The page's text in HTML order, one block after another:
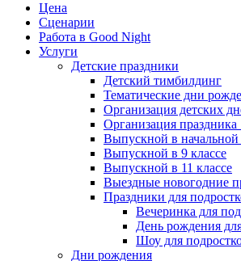
Цена
Сценарии
Работа в Good Night
Услуги
Детские праздники
Детский тимбилдинг
Тематические дни
Организация детских
Организация праздника
Выпускной в
Выпускной в 9 классе
Выпускной в 11 классе
Выездные новогодние
Праздники для
Вечеринка для
День рождения
Шоу для
Дни рождения